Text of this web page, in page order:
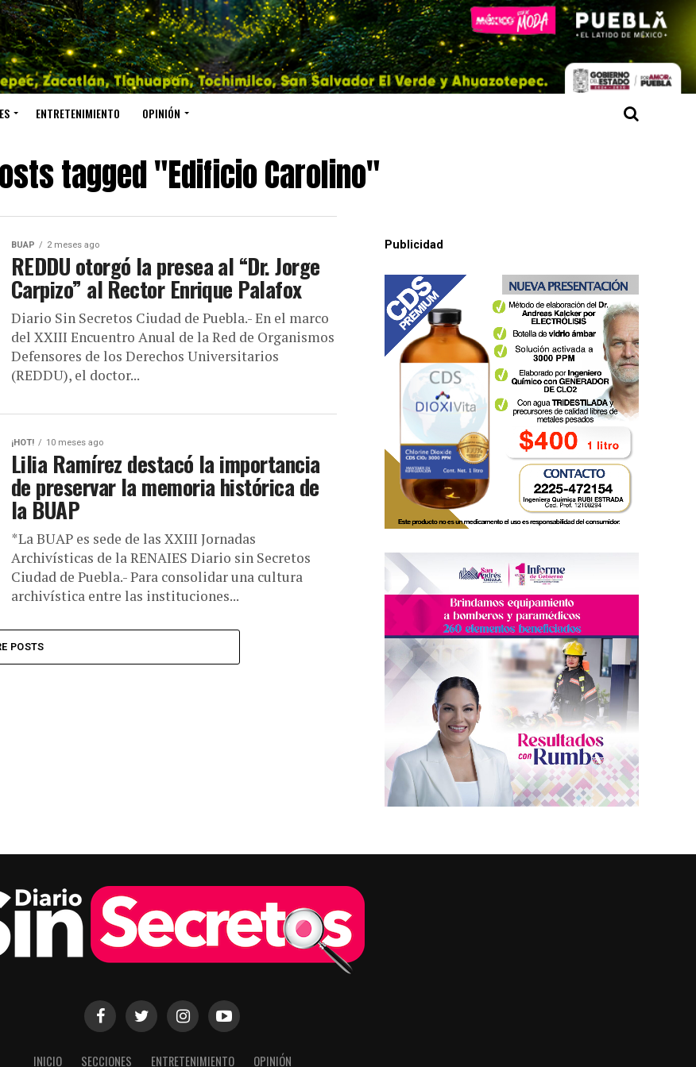
ENTRETENIMIENTO OPINIÓN
tagged "Edificio Carolino"
BUAP 2 meses ago
REDDU otorgó la presea al “Dr. Jorge
Carpizo” al Rector Enrique Palafox
Diario Sin Secretos Ciudad de Puebla.- En el marco
del XXIII Encuentro Anual de la Red de Organismos
Defensores de los Derechos Universitarios
(REDDU), el doctor...
¡HOT! 10 meses ago
Lilia Ramírez destacó la importancia
de preservar la memoria histórica de
la BUAP
*La BUAP es sede de las XXIII Jornadas
Archivísticas de la RENAIES Diario sin Secretos
Ciudad de Puebla.- Para consolidar una cultura
archivística entre las instituciones...
POSTS
Publicidad
INICIO SECCIONES ENTRETENIMIENTO OPINIÓN